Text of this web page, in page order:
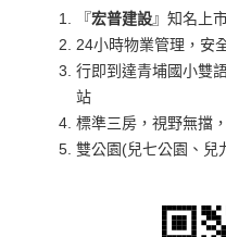
『宏普建設』知名上
24小時物業管理，安
行即到達青埔國小雙
站
標準三房，視野無擋
雙公園(兒七公園、兒